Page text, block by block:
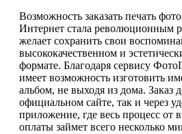
Возможность заказать печать
Интернет стала революционным
желает сохранить свои
высококачественном и
формате. Благодаря сервису
имеет возможность изготовить
альбом, не выходя из дома. Заказ
официальном сайте, так и через
приложение, где весь процесс от
оплаты займет всего несколько